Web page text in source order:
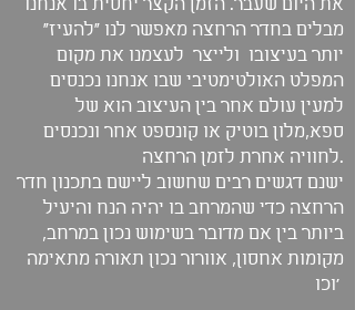
את היום שעבר. הזמן הקצר יחסית בו אנחנו
מבלים בחדר הרחצה מאפשר לנו "להעיז"
יותר בעיצובו ולייצר לעצמנו את מקום
המפלט האולטימטיבי שבו אנחנו נכנסים
למעין עולם אחר בין העיצוב הוא של
ספא,מלון בוטיק או קונספט אחר ונכנסים
לחוויה אחרת לזמן הרחצה.
ישנם דגשים רבים שחשוב ליישם בתכנון חדר
הרחצה כדי שהמרחב בו יהיה הנח והיעיל
ביותר בין אם מדובר בשימוש נכון במרחב,
מקומות אחסון, אוורור נכון תאורה מתאימה
וכו'